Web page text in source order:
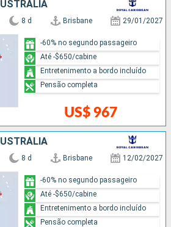
8 d Brisbane 29/01/2027
US$ 967
-60% no segundo passageiro
Até -$650/cabine
Entretenimento a bordo incluído
Pensão completa
8 d Brisbane 12/02/2027
-60% no segundo passageiro
Até -$650/cabine
Entretenimento a bordo incluído
Pensão completa